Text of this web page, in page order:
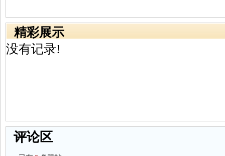
精彩展示
没有记录!
评论区